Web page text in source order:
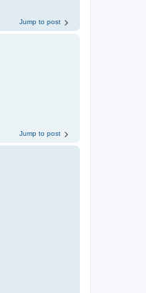
Jump to post
Jump to post